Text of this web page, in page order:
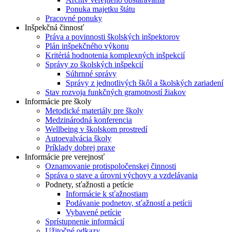
Ponuka majetku štátu
Pracovné ponuky
Inšpekčná činnosť
Práva a povinnosti školských inšpektorov
Plán inšpekčného výkonu
Kritériá hodnotenia komplexných inšpekcií
Správy zo školských inšpekcií
Súhrnné správy
Správy z jednotlivých škôl a školských zariadení
Stav rozvoja funkčných gramotností žiakov
Informácie pre školy
Metodické materiály pre školy
Medzinárodná konferencia
Wellbeing v školskom prostredí
Autoevalvácia školy
Príklady dobrej praxe
Informácie pre verejnosť
Oznamovanie protispoločenskej činnosti
Správa o stave a úrovni výchovy a vzdelávania
Podnety, sťažnosti a petície
Informácie k sťažnostiam
Podávanie podnetov, sťažností a petícii
Vybavené petície
Sprístupnenie informácií